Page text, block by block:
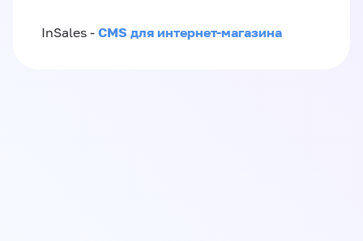
InSales - CMS для интернет-магазина